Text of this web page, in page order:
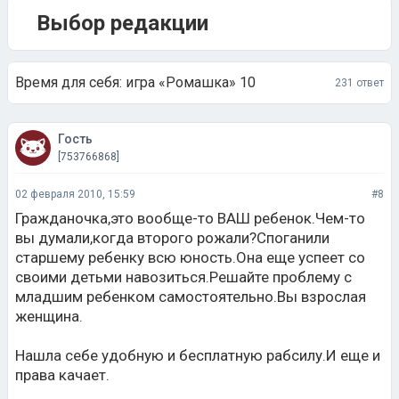
Выбор редакции
Время для себя: игра «Ромашка» 10 231 ответ
Гость
[753766868]
02 февраля 2010, 15:59 #8
Гражданочка,это вообще-то ВАШ ребенок.Чем-то
вы думали,когда второго рожали?Споганили
старшему ребенку всю юность.Она еще успеет со
своими детьми навозиться.Решайте проблему с
младшим ребенком самостоятельно.Вы взрослая
женщина.
Нашла себе удобную и бесплатную рабсилу.И еще и
права качает.